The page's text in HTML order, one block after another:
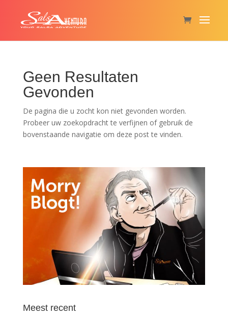
Geen Resultaten
Gevonden
De pagina die u zocht kon niet gevonden worden.
Probeer uw zoekopdracht te verfijnen of gebruik de
bovenstaande navigatie om deze post te vinden.
Meest recent